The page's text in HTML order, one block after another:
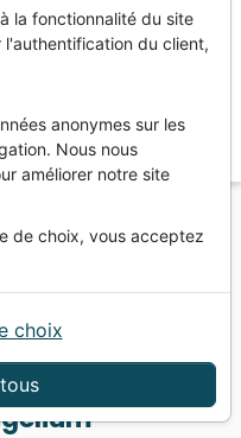
nouvelle commande
la fonctionnalité du site
du client,
anonymes sur les
Nous nous
améliorer notre site
de choix, vous acceptez
choix